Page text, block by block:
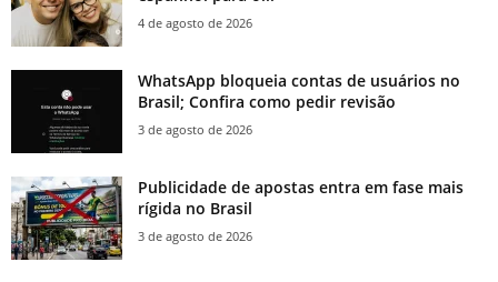
4 de agosto de 2026
WhatsApp bloqueia contas de usuários no
Brasil; Confira como pedir revisão
3 de agosto de 2026
Publicidade de apostas entra em fase mais
rígida no Brasil
3 de agosto de 2026